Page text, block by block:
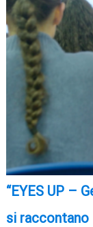
“EYES UP –
si raccontano